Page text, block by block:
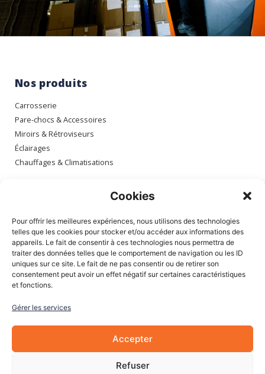
Cookies
Pour offrir les meilleures expériences, nous utilisons des technologies
telles que les cookies pour stocker et/ou accéder aux informations des
appareils. Le fait de consentir à ces technologies nous permettra de
traiter des données telles que le comportement de navigation ou les ID
uniques sur ce site. Le fait de ne pas consentir ou de retirer son
consentement peut avoir un effet négatif sur certaines caractéristiques
et fonctions.
Gérer les services
Accepter
Refuser
Nos produits
Carrosserie
Pare-chocs & Accessoires
Miroirs & Rétroviseurs
Éclairages
Chauffages & Climatisations
Mon compte
Mes commandes
Mes adresses
Mon panier
Informations
À Propos de nous
Blog
Mentions légales